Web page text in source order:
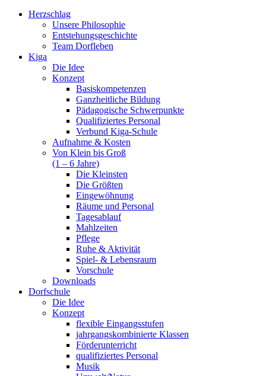
Herzschlag
Unsere Philosophie
Entstehungsgeschichte
Team Dorfleben
Kiga
Die Idee
Konzept
Basiskompetenzen
Ganzheitliche Bildung
Pädagogische Schwerpunkte
Qualifiziertes Personal
Verbund Kiga-Schule
Aufnahme & Kosten
Von Klein bis Groß
(1 – 6 Jahre)
Die Kleinsten
Die Größten
Eingewöhnung
Räume und Personal
Tagesablauf
Mahlzeiten
Pflege
Ruhe & Aktivität
Spiel- & Lebensraum
Vorschule
Downloads
Dorfschule
Die Idee
Konzept
flexible Eingangsstufen
jahrgangskombinierte Klassen
Förderunterricht
qualifiziertes Personal
Musik